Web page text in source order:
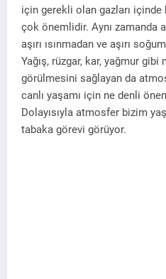
için gerekli olan gazları içinde
çok önemlidir. Aynı zamanda
aşırı ısınmadan ve aşırı
Yağış, rüzgar, kar, yağmur
görülmesini sağlayan da
canlı yaşamı için ne denli
Dolayısıyla atmosfer bizim
tabaka görevi görüyor.